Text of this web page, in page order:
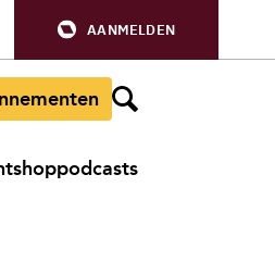
AANMELDEN
shoppodcasts